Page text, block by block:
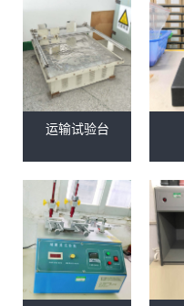
运输试验台